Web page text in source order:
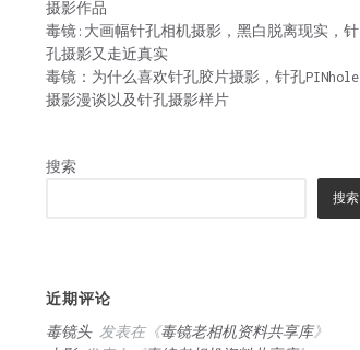
摄影作品
毒镜:大画幅针孔相机摄影，黑白脱离现实，针
孔摄影又走近真实
毒镜：为什么喜欢针孔胶片摄影，针孔PINhole
摄影漫谈以及针孔摄影样片
搜索
搜索
近期评论
毒镜头发表在《毒镜老相机资料共享库》